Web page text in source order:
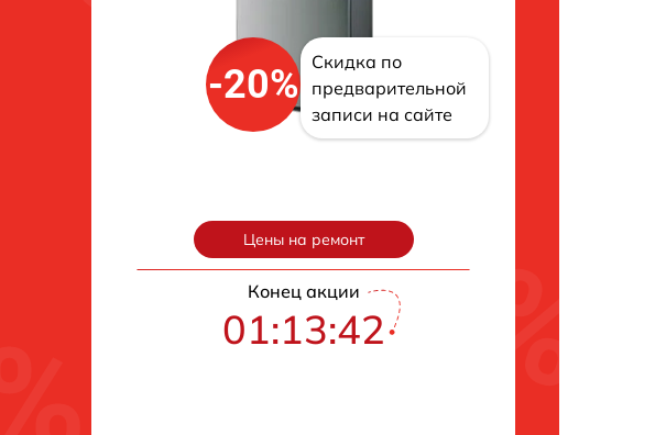
-20%
Скидка по
предварительной
записи на сайте
Цены на ремонт
Конец акции
01:13:41